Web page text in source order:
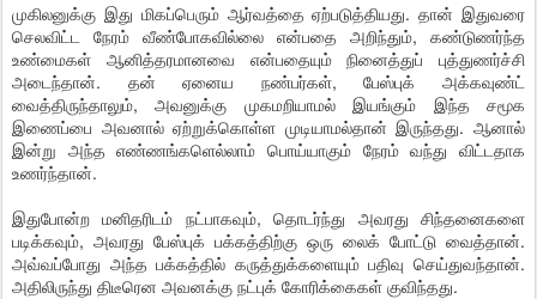
முகிலனுக்கு இது மிகப்பெரும் ஆர்வத்தை ஏற்படுத்தியது. தான் இதுவரை
செலவிட்ட நேரம் வீண்போகவில்லை என்பதை அறிந்தும், கண்டுணர்ந்த
உண்மைகள் ஆனித்தரமானவை என்பதையும் நினைத்துப் புத்துணர்ச்சி
அடைந்தான். தன் ஏனைய நண்பர்கள், பேஸ்புக் அக்கவுண்ட்
வைத்திருந்தாலும், அவனுக்கு முகமறியாமல் இயங்கும் இந்த சமூக
இணைப்பை அவனால் ஏற்றுக்கொள்ள முடியாமல்தான் இருந்தது. ஆனால்
இன்று அந்த எண்ணங்களெல்லாம் பொய்யாகும் நேரம் வந்து விட்டதாக
உணர்ந்தான்.
இதுபோன்ற மனிதரிடம் நட்பாகவும், தொடர்ந்து அவரது சிந்தனைகளை
படிக்கவும், அவரது பேஸ்புக் பக்கத்திற்கு ஒரு லைக் போட்டு வைத்தான்.
அவ்வப்போது அந்த பக்கத்தில் கருத்துக்களையும் பதிவு செய்துவந்தான்.
அதிலிருந்து திடீரென அவனக்கு நட்புக் கோரிக்கைகள் குவிந்தது.